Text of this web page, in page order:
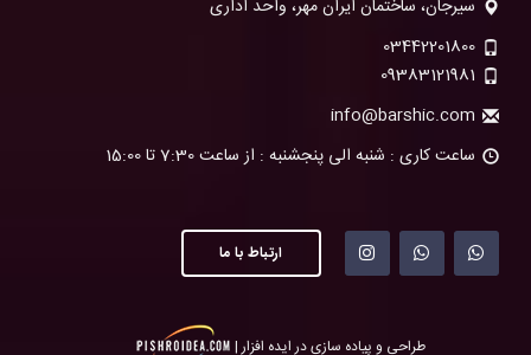
سیرجان، ساختمان ایران مهر، واحد اداری
03442201800
09383121981
info@barshic.com
ساعت کاری : شنبه الی پنجشنبه : از ساعت 7:30 تا 15:00
ارتباط با ما
طراحی و پیاده سازی در ایده افزار |